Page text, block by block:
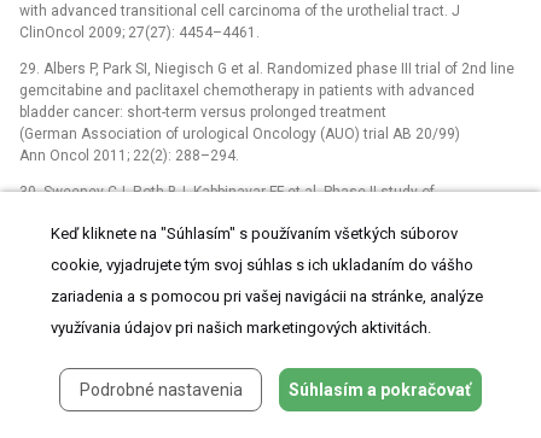
with advanced transitional cell carcinoma of the urothelial tract. J
ClinOncol 2009; 27(27): 4454–4461.
29. Albers P, Park SI, Niegisch G et al. Randomized phase III trial of 2nd line
gemcitabine and paclitaxel chemotherapy in patients with advanced
bladder cancer: short-term versus prolonged treatment
(German Association of urological Oncology (AUO) trial AB 20/99)
Ann Oncol 2011; 22(2): 288–294.
30. Sweeney CJ, Roth BJ, Kabbinavar FF et al. Phase II study of
urothelium. J Clin Oncol 2006; 24(21): 3451–3457.
31. Vale CL, On behalf of Meta-analysis Group MCTU, London, UK. Adjuvant
chemotherapy in invasive bladder cancer: a systematic review and meta-
analysis Collaboration. Eur Urol 2005; 482(2): 189–199; discussion 199–
32. Cognetti F, Ruggeri EM, Felici A et al. Adjuvant­chemotherapy (AC)
withcisplatin + gemcitabine (GC) versus chemotherapy (CT) at relapse (CR)
Keď kliknete na "Súhlasím" s používaním všetkých súborov
cookie, vyjadrujete tým svoj súhlas s ich ukladaním do vášho
zariadenia a s pomocou pri vašej navigácii na stránke, analýze
využívania údajov pri našich marketingových aktivitách.
Podrobné nastavenia Súhlasím a pokračovať